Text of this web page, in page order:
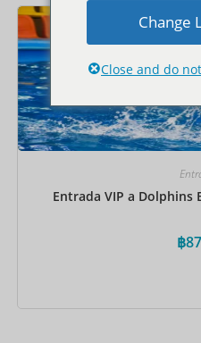
Entrada VIP a Dolphins
฿
Change
Close and do